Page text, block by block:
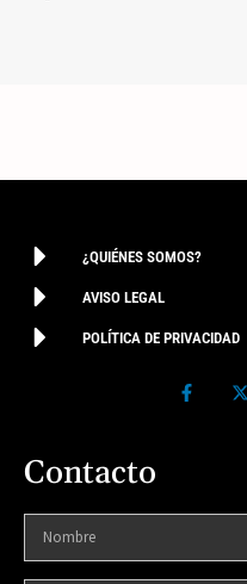
¿QUIÉNES SOMOS?
AVISO LEGAL
POLÍTICA DE PRIVACIDAD
Contacto